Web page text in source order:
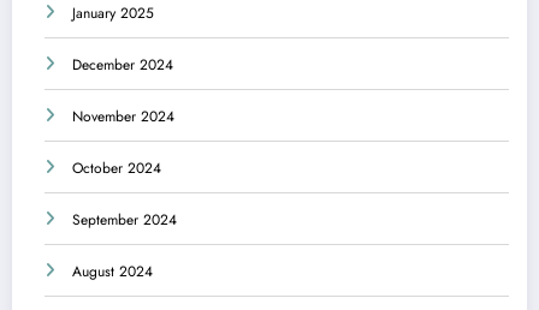
January 2025
December 2024
November 2024
October 2024
September 2024
August 2024